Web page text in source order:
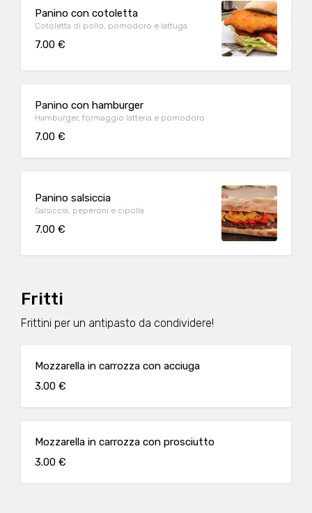
Panino con cotoletta
Cotoletta di pollo, pomodoro e lattuga
7.00 €
Panino con hamburger
Hamburger, formaggio latteria e pomodoro
7.00 €
Panino salsiccia
Salsiccia, peperoni e cipolla
7.00 €
Fritti
Frittini per un antipasto da condividere!
Mozzarella in carrozza con acciuga
3.00 €
Mozzarella in carrozza con prosciutto
3.00 €